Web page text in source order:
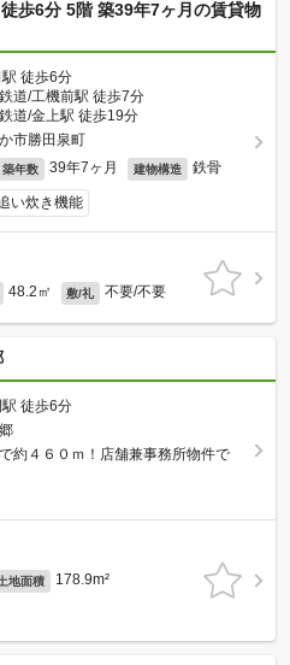
歩6分 5階 築39年7ヶ月の賃貸物
駅 徒歩6分
道/工機前駅 徒歩7分
道/金上駅 徒歩19分
市勝田泉町
築年数 39年7ヶ月 建物構造 鉄骨
い炊き機能
48.2㎡ 敷/礼 不要/不要
駅 徒歩6分
で約４６０ｍ！店舗兼事務所物件で
地面積 178.9m²